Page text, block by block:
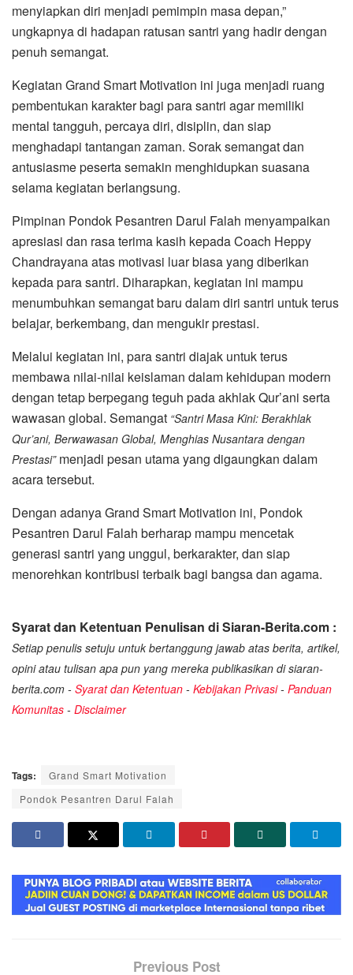
menyiapkan diri menjadi pemimpin masa depan,”
ungkapnya di hadapan ratusan santri yang hadir dengan
penuh semangat.
Kegiatan Grand Smart Motivation ini juga menjadi ruang
pembentukan karakter bagi para santri agar memiliki
mental tangguh, percaya diri, disiplin, dan siap
menghadapi tantangan zaman. Sorak semangat dan
antusiasme peserta semakin menghidupkan suasana
selama kegiatan berlangsung.
Pimpinan Pondok Pesantren Darul Falah menyampaikan
apresiasi dan rasa terima kasih kepada Coach Heppy
Chandrayana atas motivasi luar biasa yang diberikan
kepada para santri. Diharapkan, kegiatan ini mampu
menumbuhkan semangat baru dalam diri santri untuk terus
belajar, berkembang, dan mengukir prestasi.
Melalui kegiatan ini, para santri diajak untuk terus
membawa nilai-nilai keislaman dalam kehidupan modern
dengan tetap berpegang teguh pada akhlak Qur’ani serta
wawasan global. Semangat “Santri Masa Kini: Berakhlak
Qur’ani, Berwawasan Global, Menghias Nusantara dengan
Prestasi”menjadi pesan utama yang digaungkan dalam
acara tersebut.
Dengan adanya Grand Smart Motivation ini, Pondok
Pesantren Darul Falah berharap mampu mencetak
generasi santri yang unggul, berkarakter, dan siap
menorehkan kontribusi terbaik bagi bangsa dan agama.
Syarat dan Ketentuan Penulisan di Siaran-Berita.com :
Setiap penulis setuju untuk bertanggung jawab atas berita, artikel,
opini atau tulisan apa pun yang mereka publikasikan di siaran-
berita.com - Syarat dan Ketentuan - Kebijakan Privasi- Panduan
Komunitas - Disclaimer
Tags:
Grand Smart Motivation
Pondok Pesantren Darul Falah
Previous Post